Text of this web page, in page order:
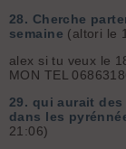
28. Cherche
semaine (altori le
alex si tu veux le
MON TEL
29. qui aurait
dans les
21:06)